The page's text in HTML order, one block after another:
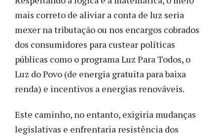
mais correto de aliviar a conta de luz seria
mexer na tributação ou nos encargos cobrados
dos consumidores para custear políticas
públicas como o programa Luz Para Todos, o
Luz do Povo (de energia gratuita para baixa
renda) e incentivos a energias renováveis.
Este caminho, no entanto, exigiria mudanças
legislativas e enfrentaria resistência dos